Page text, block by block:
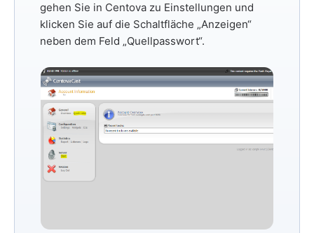
gehen Sie in Centova zu Einstellungen und
klicken Sie auf die Schaltfläche „Anzeigen“
neben dem Feld „Quellpasswort“.